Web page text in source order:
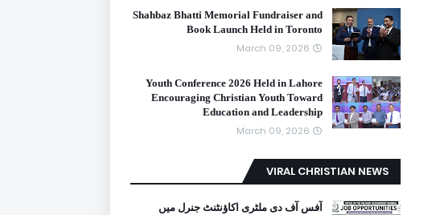
Shahbaz Bhatti Memorial Fundraiser and
Book Launch Held in Toronto
March 09, 2026
Youth Conference 2026 Held in Lahore
Encouraging Christian Youth Toward
Education and Leadership
March 09, 2026
VIRAL CHRISTIAN NEWS
آفس آف دی ملٹری اکاؤنٹنٹ جنرل میں